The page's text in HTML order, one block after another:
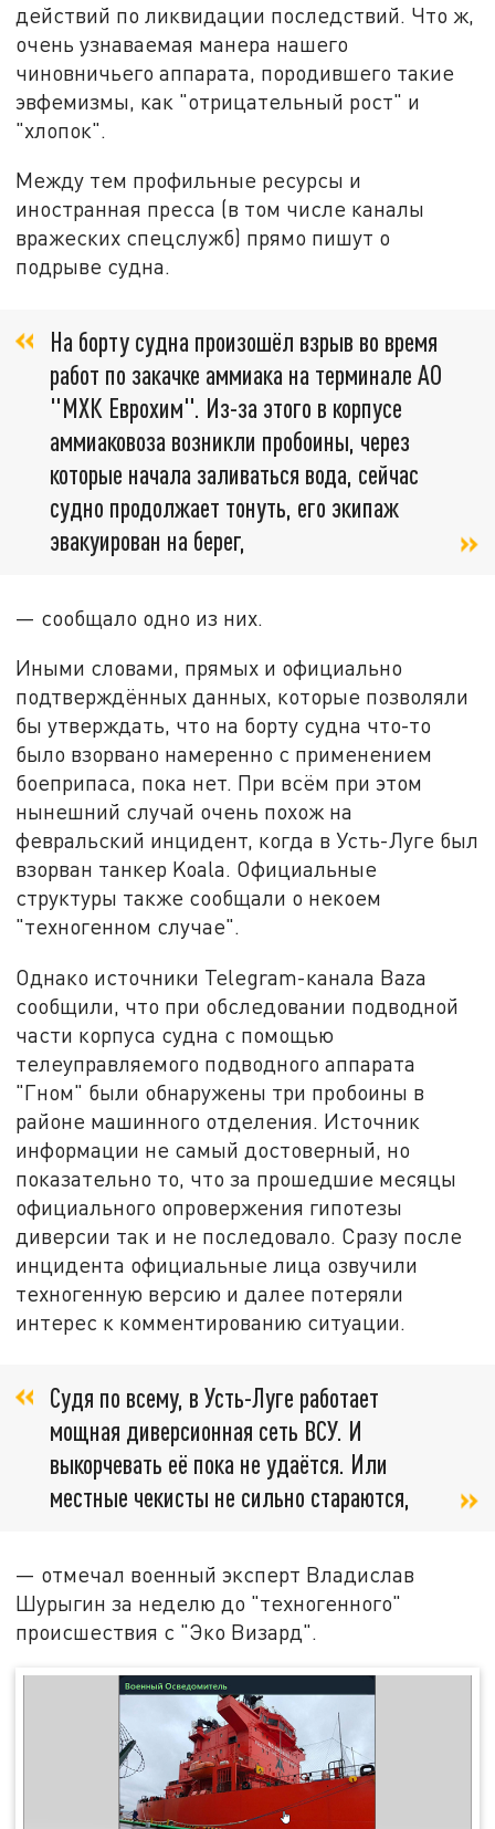
действий по ликвидации последствий. Что ж,
очень узнаваемая манера нашего
чиновничьего аппарата, породившего такие
эвфемизмы, как "отрицательный рост" и
"хлопок".
Между тем профильные ресурсы и
иностранная пресса (в том числе каналы
вражеских спецслужб) прямо пишут о
подрыве судна.
На борту судна произошёл взрыв во время
работ по закачке аммиака на терминале АО
"МХК Еврохим". Из-за этого в корпусе
аммиаковоза возникли пробоины, через
которые начала заливаться вода, сейчас
судно продолжает тонуть, его экипаж
эвакуирован на берег,
— сообщало одно из них.
Иными словами, прямых и официально
подтверждённых данных, которые позволяли
бы утверждать, что на борту судна что-то
было взорвано намеренно с применением
боеприпаса, пока нет. При всём при этом
нынешний случай очень похож на
февральский инцидент, когда в Усть-Луге был
взорван танкер Koala. Официальные
структуры также сообщали о некоем
"техногенном случае".
Однако источники Telegram-канала Baza
сообщили, что при обследовании подводной
части корпуса судна с помощью
телеуправляемого подводного аппарата
"Гном" были обнаружены три пробоины в
районе машинного отделения. Источник
информации не самый достоверный, но
показательно то, что за прошедшие месяцы
официального опровержения гипотезы
диверсии так и не последовало. Сразу после
инцидента официальные лица озвучили
техногенную версию и далее потеряли
интерес к комментированию ситуации.
Судя по всему, в Усть-Луге работает
мощная диверсионная сеть ВСУ. И
выкорчевать её пока не удаётся. Или
местные чекисты не сильно стараются,
— отмечал военный эксперт Владислав
Шурыгин за неделю до "техногенного"
происшествия с "Эко Визард".